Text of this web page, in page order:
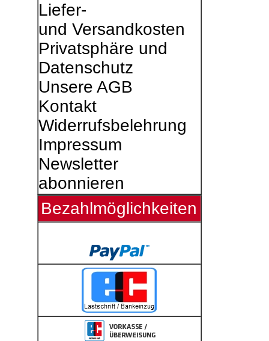
Liefer-
und Versandkosten
Privatsphäre und
Datenschutz
Unsere AGB
Kontakt
Widerrufsbelehrung
Impressum
Newsletter
abonnieren
Bezahlmöglichkeiten